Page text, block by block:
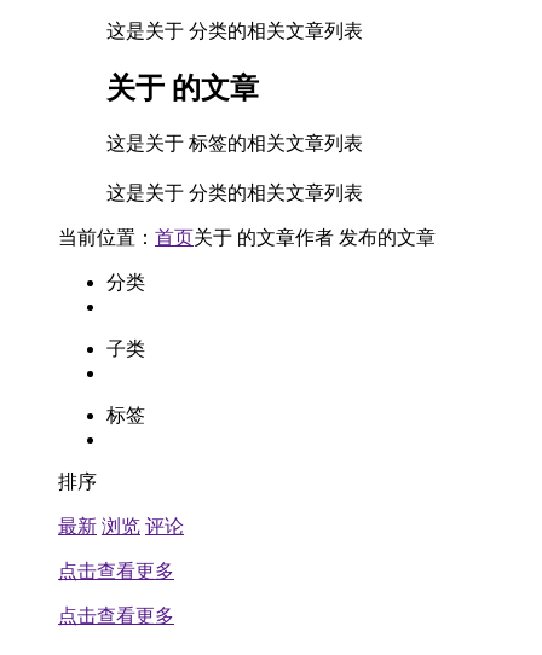
这是关于 分类的相关文章列表
关于 的文章
这是关于 标签的相关文章列表
这是关于 分类的相关文章列表
当前位置： 首页关于 的文章作者 发布的文章
分类
子类
标签
排序
最新 浏览 评论
点击查看更多
点击查看更多